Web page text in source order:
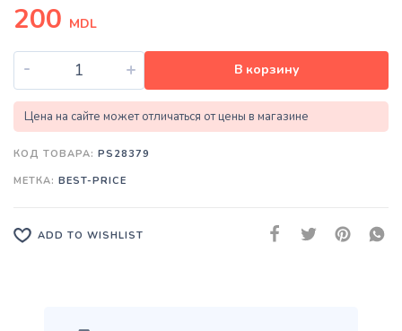
200 MDL
- + В корзину
Цена на сайте может отличаться от цены в магазине
КОД ТОВАРА: PS28379
МЕТКА: BEST-PRICE
ADD TO WISHLIST